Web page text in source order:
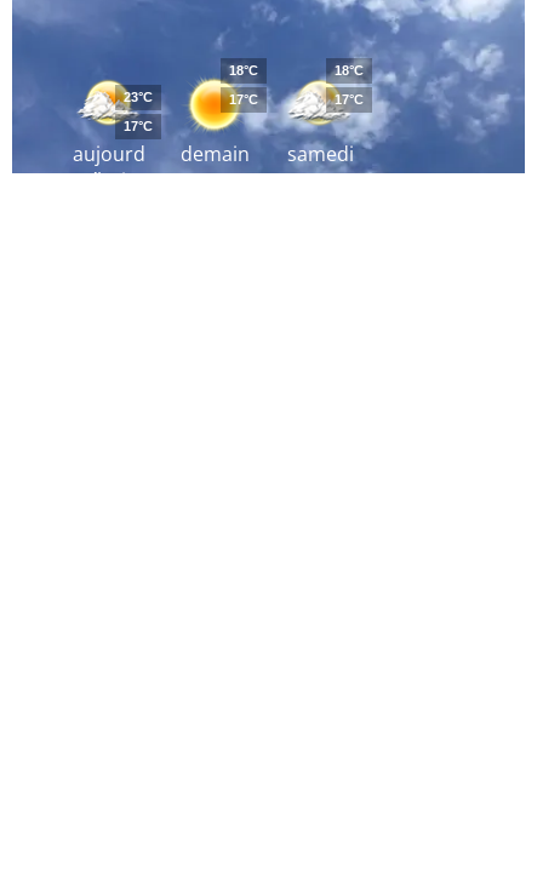
aujourd
´hui
23°C
17°C
demain
18°C
17°C
samedi
18°C
17°C